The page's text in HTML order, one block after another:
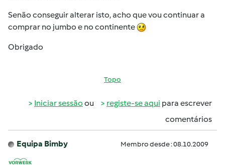
Senão conseguir alterar isto, acho que vou continuar a
comprar no jumbo e no continente
Obrigado
Topo
Iniciar sessão ou registe-se aqui para escrever
comentários
Equipa Bimby Membro desde : 08.10.2009